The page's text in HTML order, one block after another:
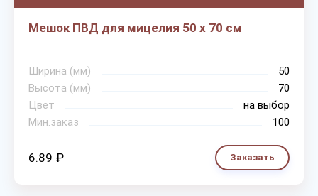
Мешок ПВД для мицелия 50 х 70 см
Ширина (мм)
50
Высота (мм)
70
Цвет
на выбор
Мин.заказ
100
6.89 ₽ Заказать